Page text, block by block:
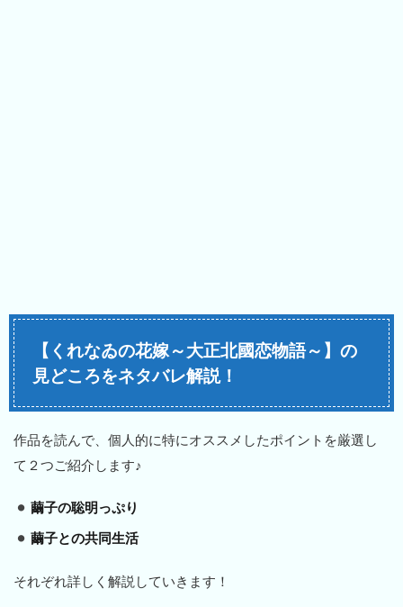
【くれなゐの花嫁～大正北國恋物語～】の
見どころをネタバレ解説！
作品を読んで、個人的に特にオススメしたポイントを厳選し
て２つご紹介します♪
繭子の聡明っぷり
繭子との共同生活
それぞれ詳しく解説していきます！